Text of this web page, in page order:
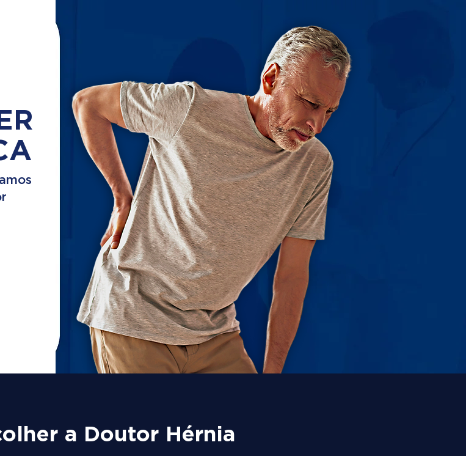
a Doutor Hérnia